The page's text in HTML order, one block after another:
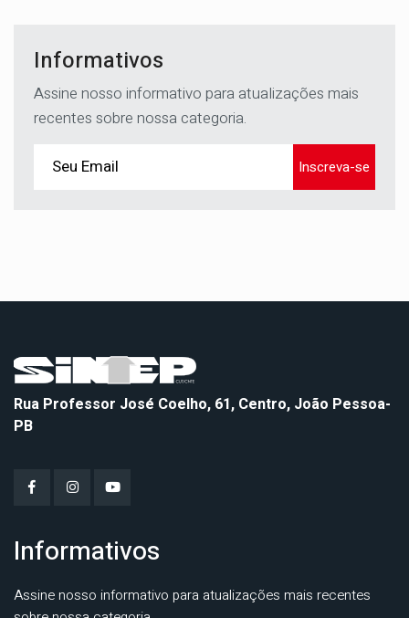
Informativos
Assine nosso informativo para atualizações mais
recentes sobre nossa categoria.
Inscreva-se
Rua Professor José Coelho, 61, Centro, João Pessoa-
PB
Informativos
Assine nosso informativo para atualizações mais recentes